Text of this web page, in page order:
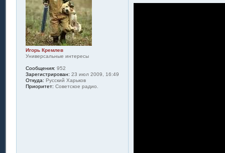
Игорь Кремлев
Универсальные интересы
Сообщения: 952
Зарегистрирован: 23 июл 2009, 16:49
Откуда: Русский Харьков
Приоритет: Советское радио.